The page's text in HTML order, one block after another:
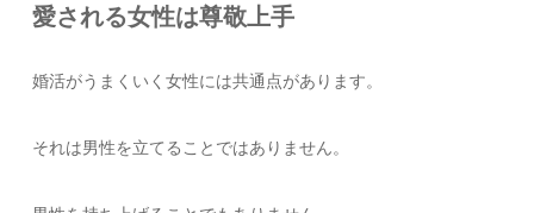
愛される女性は尊敬上手
婚活がうまくいく女性には共通点があります。
それは男性を立てることではありません。